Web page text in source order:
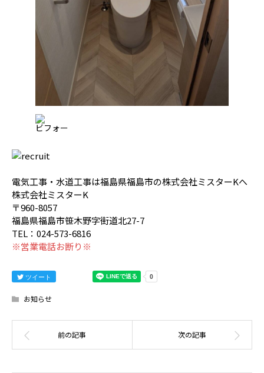
ビフォー
電気工事・水道工事は福島県福島市の株式会社ミスターKへ
株式会社ミスターK
〒960-8057
福島県福島市笹木野字街道北27-7
TEL：024-573-6816
※営業電話お断り※
ツイート
お知らせ